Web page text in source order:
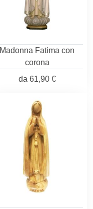
Madonna Fatima con
corona
da 61,90 €